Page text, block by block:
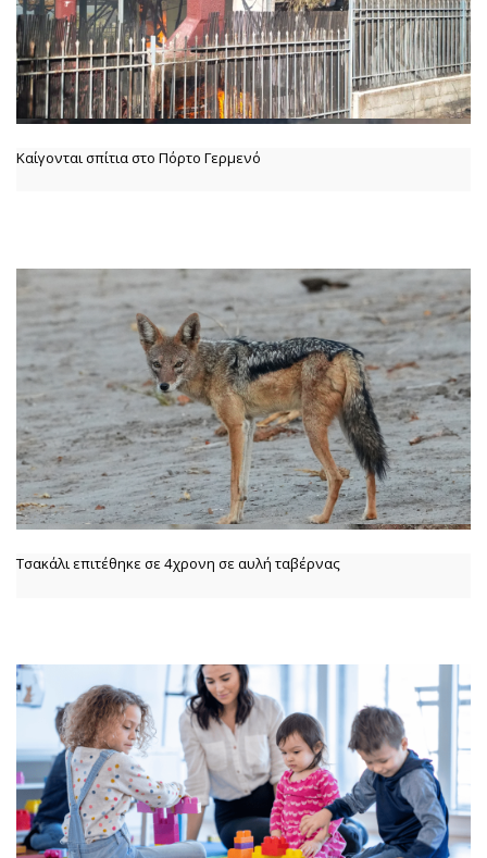
Καίγονται σπίτια στο Πόρτο Γερμενό
Τσακάλι επιτέθηκε σε 4χρονη σε αυλή ταβέρνας